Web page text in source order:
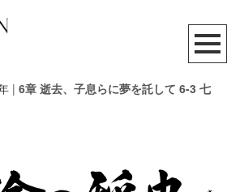
| 6章 逝去、子息らに夢を託して 6-3 七